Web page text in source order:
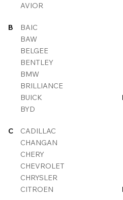
AVIOR
B
BAIC
BAW
BELGEE
BENTLEY
BMW
BRILLIANCE
BUICK
BYD
C
CADILLAC
CHANGAN
CHERY
CHEVROLET
CHRYSLER
CITROEN